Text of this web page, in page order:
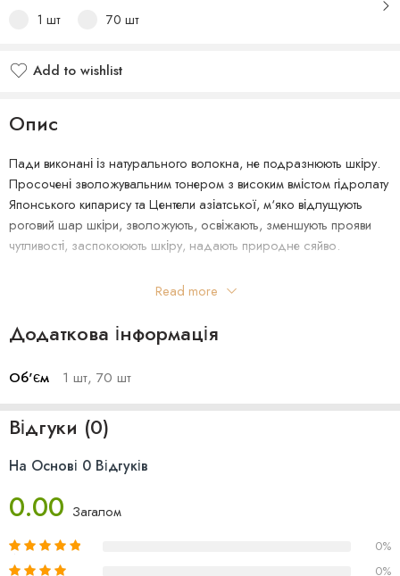
1 шт 70 шт
Add to wishlist
Опис
Пади виконані із натурального волокна, не подразнюють шкіру.
Просочені зволожувальним тонером з високим вмістом гідролату
Японського кипарису та Центели азіатської, м‘яко відлущують
роговий шар шкіри, зволожують, освіжають, зменшують прояви
чутливості, заспокоюють шкіру, надають природне сяйво.
Активні інгредієнти падів Needly:
дію та допомагає загоїти подразнення і висипання, зменшує
прояви чутливості, лікує маскне;
екстракт центели азіатської
почервоніння, покращує мікроциркуляцію, а також захищає
екстракт артемізії
пантенолзнімає подразнення, заспокоює та відновлює
чутливу шкіру, попереджає трансепідермальну втрату вологи;
гіалуронат натрію
Виробник: Південна Корея
Read more
Додаткова інформація
Об'єм 1 шт, 70 шт
Відгуки (0)
На Основі 0 Відгуків
0.00 Загалом
0%
0%